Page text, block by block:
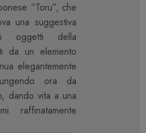
“Toru”, che
una suggestiva
oggetti della
da un elemento
elegantemente
ora da
dando vita a una
raffinatamente